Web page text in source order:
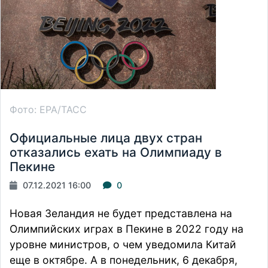
Фото: EPA/ТАСС
Официальные лица двух стран
отказались ехать на Олимпиаду в
Пекине
07.12.2021 16:00 0
Новая Зеландия не будет представлена на
Олимпийских играх в Пекине в 2022 году на
уровне министров, о чем уведомила Китай
еще в октябре. А в понедельник, 6 декабря,